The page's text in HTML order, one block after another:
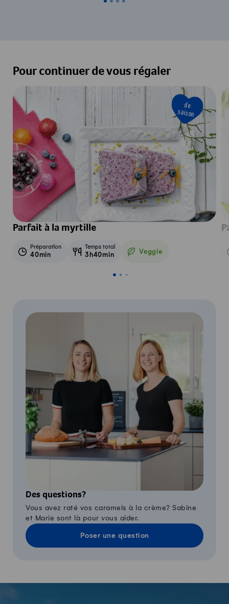
Pour continuer de vous régaler
de
saison
Parfait à la myrtille
Préparation
40min
Temps total
3h40min Veggie
Veggie
Des questions?
Vous avez raté vos caramels à la crème? Sabine
et Marie sont là pour vous aider.
Poser une question